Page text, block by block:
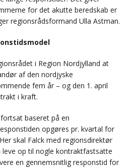
for det akutte beredskab er
regionsrådsformand Ulla Astman.
i Region Nordjylland at
af den nordjyske
fem år – og den 1. april
i kraft.
baseret på en
opgøres pr. kvartal for
skal Falck med regionsdirektør
leve op til nogle kontraktfastsatte
en gennemsnitlig responstid for